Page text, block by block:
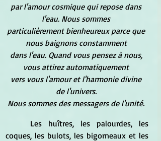
par l'amour cosmique qui repose dans
l'eau. Nous sommes
particulièrement bienheureux parce que
nous baignons constamment
dans l'eau. Quand vous pensez à nous,
vous attirez automatiquement
vers vous l'amour et l'harmonie divine
de l'univers.
Nous sommes des messagers de l'unité.
coques, les bulots, les bigorneaux et les